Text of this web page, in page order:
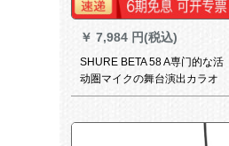
￥ 7,984 円(税込)
SHURE BETA 58 A専门的な活
动圏マイクの舞台演出カラオ
ケ専门用ケベルベルマイクシ